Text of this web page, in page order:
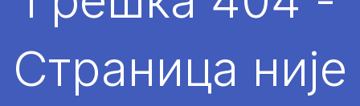
SR
Страница није